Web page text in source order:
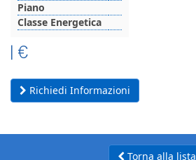
Piano
Classe Energetica
| €
Richiedi Informazioni
Torna alla lista